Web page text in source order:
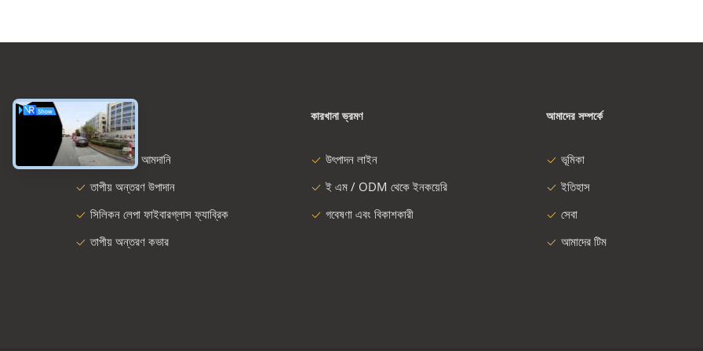
ফাইবারগ্লাস আমদানি
তাপীয় অন্তরণ উপাদান
সিলিকন লেপা ফাইবারগ্লাস ফ্যাব্রিক
তাপীয় অন্তরণ কভার
কারখানা ভ্রমণ
উৎপাদন লাইন
ই এম / ODM থেকে ইনকয়েরি
গবেষণা এবং বিকাশকারী
আমাদের সম্পর্কে
ভূমিকা
ইতিহাস
সেবা
আমাদের টিম